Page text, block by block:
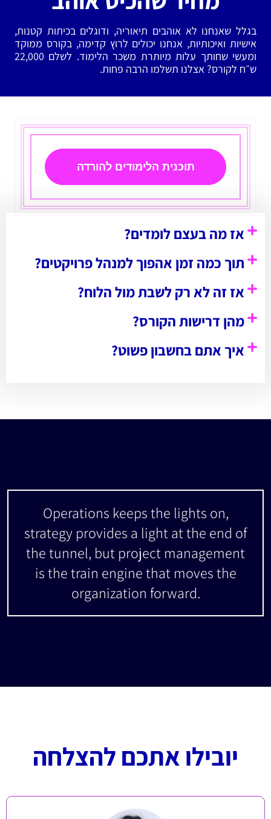
בגלל שאנחנו לא אוהבים תיאוריה, ודוגלים בכיתות קטנות,
אישיות ואיכותיות, אנחנו יכולים לרוץ קדימה, בקורס ממוקד
ומעשי שחותך עלות מיותרת משכר הלימוד. לשלם 22,000
ש״ח לקורס? אצלנו תשלמו הרבה פחות.
תוכנית הלימודים להורדה
אז מה בעצם לומדים?
תוך כמה זמן אהפוך למנהל פרויקטים?
אז זה לא רק לשבת מול הלוח?
מהן דרישות הקורס?
איך אתם בחשבון פשוט?
Operations keeps the lights on,
strategy provides a light at the end of
the tunnel, but project management
is the train engine that moves the
organization forward.
יובילו אתכם להצלחה